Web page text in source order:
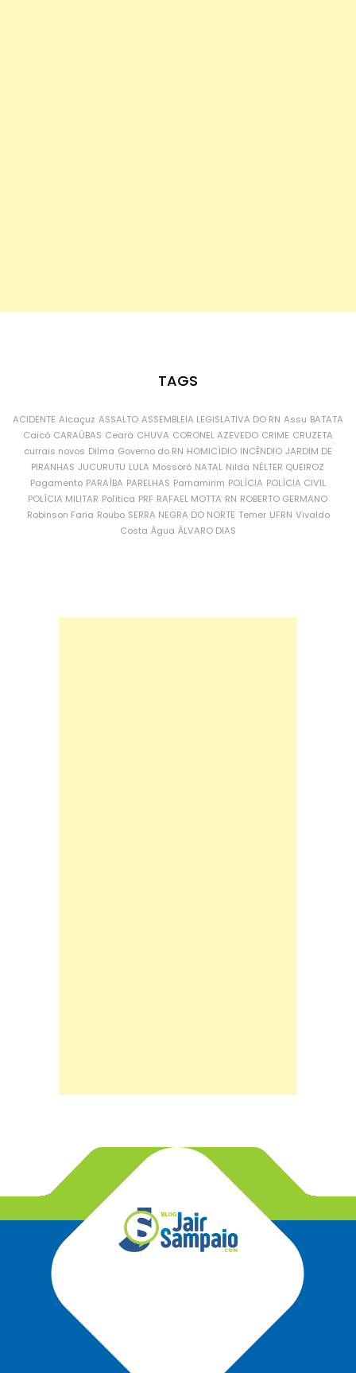
TAGS
ACIDENTE Alcaçuz ASSALTO ASSEMBLEIA LEGISLATIVA DO RN Assu BATATA
Caicó CARAÚBAS Ceará CHUVA CORONEL AZEVEDO CRIME CRUZETA
currais novos Dilma Governo do RN HOMICÍDIO INCÊNDIO JARDIM DE
PIRANHAS JUCURUTU LULA Mossoró NATAL Nilda NÉLTER QUEIROZ
Pagamento PARAÍBA PARELHAS Parnamirim POLÍCIA POLÍCIA CIVIL
POLÍCIA MILITAR Política PRF RAFAEL MOTTA RN ROBERTO GERMANO
Robinson Faria Roubo SERRA NEGRA DO NORTE Temer UFRN Vivaldo
Costa Água ÁLVARO DIAS